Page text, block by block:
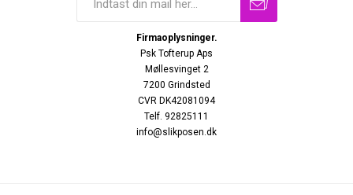
Firmaoplysninger.
Psk Tofterup Aps
Møllesvinget 2
7200 Grindsted
CVR DK42081094
Telf. 92825111
info@slikposen.dk